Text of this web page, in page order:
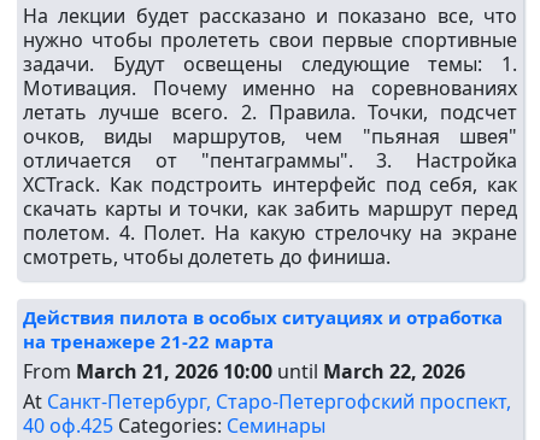
На лекции будет рассказано и показано все, что
нужно чтобы пролететь свои первые спортивные
задачи. Будут освещены следующие темы: 1.
Мотивация. Почему именно на соревнованиях
летать лучше всего. 2. Правила. Точки, подсчет
очков, виды маршрутов, чем "пьяная швея"
отличается от "пентаграммы". 3. Настройка
XCTrack. Как подстроить интерфейс под себя, как
скачать карты и точки, как забить маршрут перед
полетом. 4. Полет. На какую стрелочку на экране
смотреть, чтобы долететь до финиша.
Действия пилота в особых ситуациях и отработка
на тренажере 21-22 марта
From March 21, 2026 10:00 until March 22, 2026
At Санкт-Петербург, Старо-Петергофский проспект,
40 оф.425 Categories: Семинары